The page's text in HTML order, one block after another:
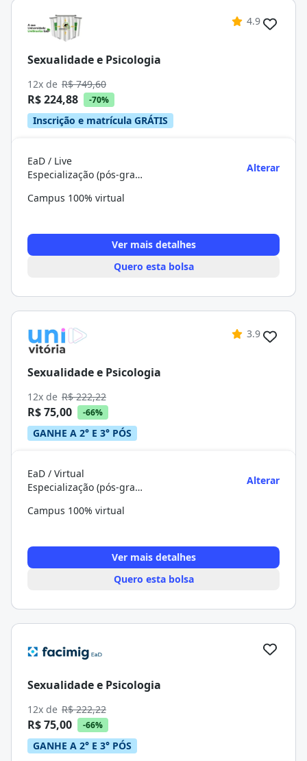
4.9
Sexualidade e Psicologia
12x de R$ 749,60
R$ 224,88 -70%
Inscrição e matrícula GRÁTIS
EaD / Live
Especialização (pós-graduação)
Alterar
Campus 100% virtual
Ver mais detalhes
Quero esta bolsa
3.9
Sexualidade e Psicologia
12x de R$ 222,22
R$ 75,00 -66%
GANHE A 2° E 3° PÓS
EaD / Virtual
Especialização (pós-graduação)
Alterar
Campus 100% virtual
Ver mais detalhes
Quero esta bolsa
Sexualidade e Psicologia
12x de R$ 222,22
R$ 75,00 -66%
GANHE A 2° E 3° PÓS